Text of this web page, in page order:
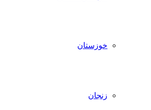
خوزستان
زنجان